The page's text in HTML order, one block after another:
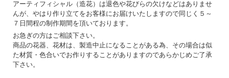
アーティフィシャル（造花）は退色や花びらの欠けなどはありませ
んが、やはり作り立てをお客様にお届けいたしますので同じく５～
７日間程の制作期間を頂いております。
お急ぎの方はご相談下さい。
商品の花器、花材は、製造中止になることがある為、その場合は似
た材質・色合いでお作りすることがありますのであらかじめご了承
下さい。